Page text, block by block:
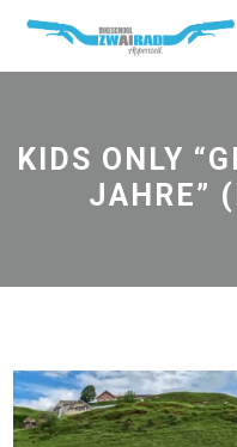
KIDS ONLY
JAHRE”